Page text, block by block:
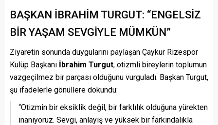
BAŞKAN İBRAHİM TURGUT: “ENGELSİZ
BİR YAŞAM SEVGİYLE MÜMKÜN”
Ziyaretin sonunda duygularını paylaşan Çaykur Rizespor
Kulüp Başkanı İbrahim Turgut, otizmli bireylerin toplumun
vazgeçilmez bir parçası olduğunu vurguladı. Başkan Turgut,
şu ifadelerle gönüllere dokundu:
“Otizmin bir eksiklik değil, bir farklılık olduğuna yürekten
inanıyoruz. Sevgi, anlayış ve yüksek bir farkındalıkla